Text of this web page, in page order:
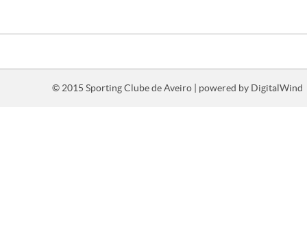
© 2015 Sporting Clube de Aveiro | powered by DigitalWind